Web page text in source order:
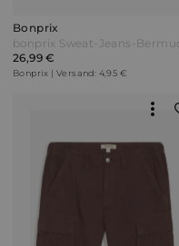
Bonprix
26,99 €
Bonprix | Versand: 4,95 €